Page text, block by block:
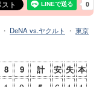
・ DeNA vs.ヤクルト ・ 東京
8 9 計 安 失 本